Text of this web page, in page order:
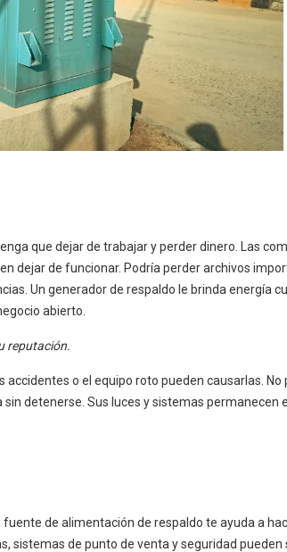
que dejar de trabajar y perder dinero. Las
dejar de funcionar. Podría perder archivos
Un generador de respaldo le brinda energía
abierto.
reputación.
o el equipo roto pueden causarlas. No
detenerse. Sus luces y sistemas permanecen
de alimentación de respaldo te ayuda a
sistemas de punto de venta y seguridad pueden